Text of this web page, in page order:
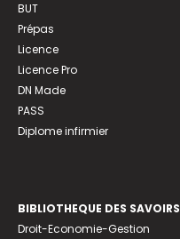
BUT
Prépas
Licence
Licence Pro
DN Made
PASS
Diplome infirmier
BIBLIOTHEQUE DES SAVOIRS
Droit-Economie-Gestion